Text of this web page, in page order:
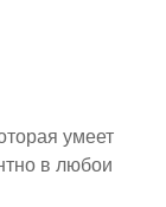
умеет
в любои